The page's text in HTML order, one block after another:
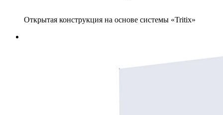
Открытая конструкция на основе системы «Tritix»